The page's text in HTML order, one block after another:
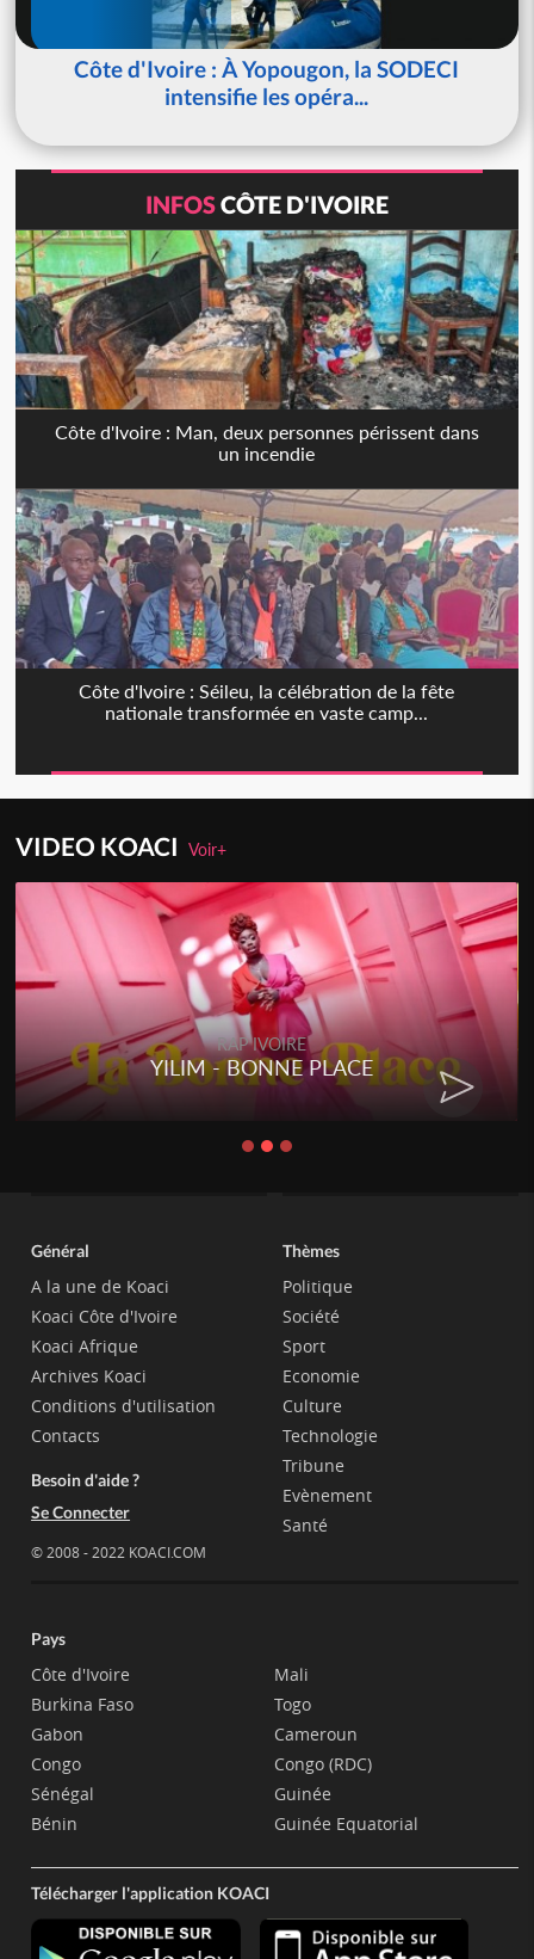
Côte d'Ivoire : À Yopougon, la SODECI
intensifie les opéra...
INFOSCÔTE D'IVOIRE
Côte d'Ivoire : Man, deux personnes périssent dans
un incendie
Côte d'Ivoire : Séileu, la célébration de la fête
nationale transformée en vaste camp...
VIDEO KOACIVoir+
RAP IVOIRE
YILIM - BONNE PLACE
Général
A la une de Koaci
Koaci Côte d'Ivoire
Koaci Afrique
Archives Koaci
Conditions d'utilisation
Contacts
Besoin d'aide ?
Se Connecter
© 2008 - 2022 KOACI.COM
Thèmes
Politique
Société
Sport
Economie
Culture
Technologie
Tribune
Evènement
Santé
Pays
Côte d'Ivoire
Burkina Faso
Gabon
Congo
Sénégal
Bénin
Mali
Togo
Cameroun
Congo (RDC)
Guinée
Guinée Equatorial
Télécharger l'application KOACI